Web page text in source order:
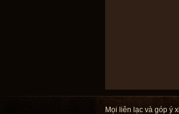
Mọi liên lạc và góp ý